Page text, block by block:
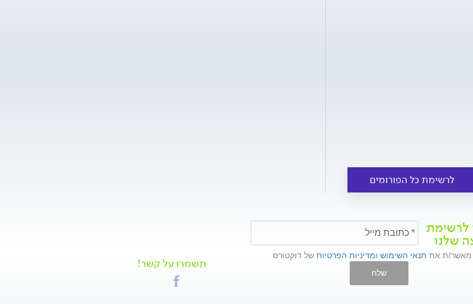
לרשימת כל הפורומים
לרשימת
שלנו
מאשר/ת את תנאי השימוש ומדיניות הפרטיות של דוקטורס
שלח
תשמרו על קשר!